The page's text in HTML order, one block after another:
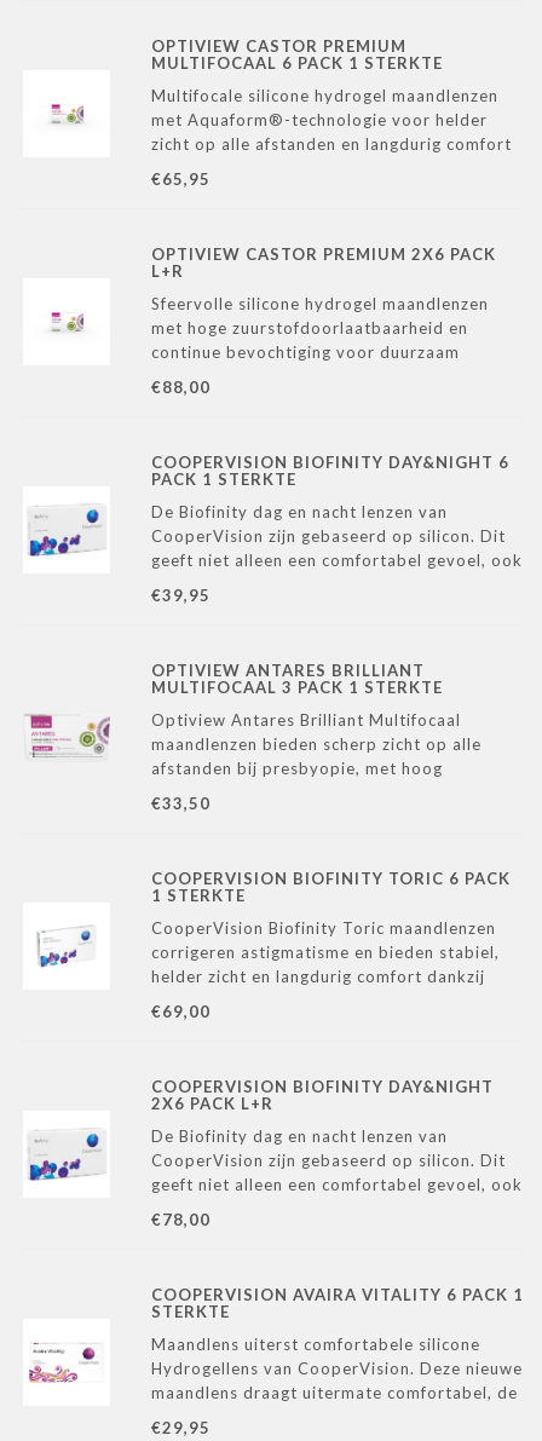
OPTIVIEW CASTOR PREMIUM
MULTIFOCAAL 6 PACK 1 STERKTE
Multifocale silicone hydrogel maandlenzen
met Aquaform®-technologie voor helder
zicht op alle afstanden en langdurig comfort
€65,95
OPTIVIEW CASTOR PREMIUM 2X6 PACK
L+R
Sfeervolle silicone hydrogel maandlenzen
met hoge zuurstofdoorlaatbaarheid en
continue bevochtiging voor duurzaam
€88,00
COOPERVISION BIOFINITY DAY&NIGHT 6
PACK 1 STERKTE
De Biofinity dag en nacht lenzen van
CooperVision zijn gebaseerd op silicon. Dit
geeft niet alleen een comfortabel gevoel, ook
doorlaatbaarheid. Deze lenzen kunnen een
€39,95
OPTIVIEW ANTARES BRILLIANT
MULTIFOCAAL 3 PACK 1 STERKTE
Optiview Antares Brilliant Multifocaal
maandlenzen bieden scherp zicht op alle
afstanden bij presbyopie, met hoog
zuurstofdoorlaatbaarheid.
€33,50
COOPERVISION BIOFINITY TORIC 6 PACK
1 STERKTE
CooperVision Biofinity Toric maandlenzen
corrigeren astigmatisme en bieden stabiel,
helder zicht en langdurig comfort dankzij
€69,00
COOPERVISION BIOFINITY DAY&NIGHT
2X6 PACK L+R
De Biofinity dag en nacht lenzen van
CooperVision zijn gebaseerd op silicon. Dit
geeft niet alleen een comfortabel gevoel, ook
doorlaatbaarheid. Deze lenzen kunnen een
€78,00
COOPERVISION AVAIRA VITALITY 6 PACK 1
STERKTE
Maandlens uiterst comfortabele silicone
Hydrogellens van CooperVision. Deze nieuwe
maandlens draagt uitermate comfortabel, de
€29,95